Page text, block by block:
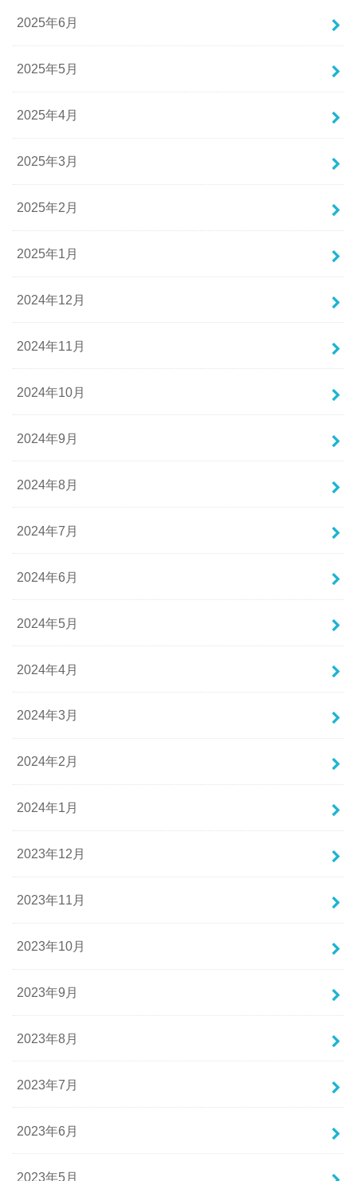
2025年6月
2025年5月
2025年4月
2025年3月
2025年2月
2025年1月
2024年12月
2024年11月
2024年10月
2024年9月
2024年8月
2024年7月
2024年6月
2024年5月
2024年4月
2024年3月
2024年2月
2024年1月
2023年12月
2023年11月
2023年10月
2023年9月
2023年8月
2023年7月
2023年6月
2023年5月